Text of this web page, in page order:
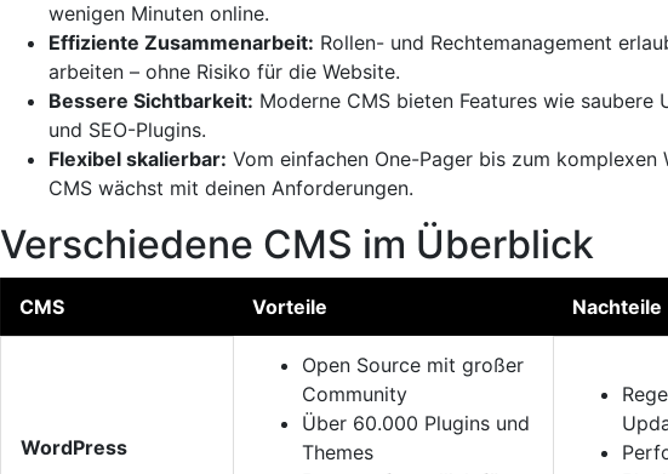
wenigen Minuten online.
Effiziente Zusammenarbeit: Rollen- und Rechtemanagement
arbeiten – ohne Risiko für die Website.
Bessere Sichtbarkeit: Moderne CMS bieten Features wie saubere
und SEO-Plugins.
Flexibel skalierbar: Vom einfachen One-Pager bis zum
CMS wächst mit deinen Anforderungen.
Verschiedene CMS im Überblick
CMS Vorteile Nachteile
WordPress
Open Source mit großer
Community
Über 60.000 Plugins und
Themes